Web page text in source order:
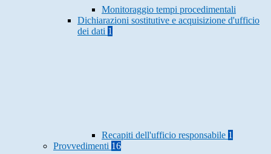
Monitoraggio tempi procedimentali
Dichiarazioni sostitutive e acquisizione d'ufficio
dei dati 1
Recapiti dell'ufficio responsabile 1
Provvedimenti 16